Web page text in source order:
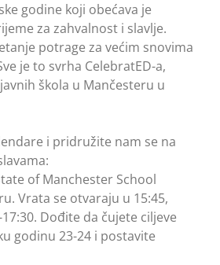
godine koji obećava je
za zahvalnost i slavlje.
potrage za većim snovima
je to svrha CelebratED-a,
škola u Mančesteru u
i pridružite nam se na
of Manchester School
Vrata se otvaraju u 15:45,
Dođite da čujete ciljeve
godinu 23-24 i postavite